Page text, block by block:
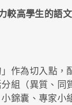
較高學生的語
作為切入點，
組（異質、同
錦囊、專家小